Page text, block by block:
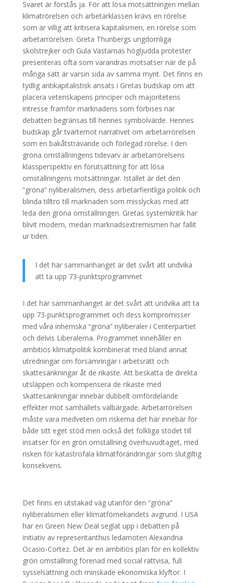
Svaret är förstås ja. För att lösa motsättningen mellan
klimatrörelsen och arbetarklassen krävs en rörelse
som är villig att kritisera kapitalismen, en rörelse som
arbetarrörelsen. Greta Thunbergs ungdomliga
skolstrejker och Gula Västarnas högljudda protester
presenteras ofta som varandras motsatser när de på
många sätt är varsin sida av samma mynt. Det finns en
tydlig antikapitalistisk ansats i Gretas budskap om att
placera vetenskapens principer och majoritetens
intresse framför marknadens som förbises när
debatten begränsas till hennes symbolvärde. Hennes
budskap går tvärtemot narrativet om arbetarrörelsen
som en bakåtsträvande och förlegad rörelse. I den
gröna omställningens tidevarv är arbetarrörelsens
klassperspektiv en förutsättning för att lösa
omställningens motsättningar. Istället är det den
“gröna” nyliberalismen, dess arbetarfientliga politik och
blinda tilltro till marknaden som misslyckas med att
leda den gröna omställningen. Gretas systemkritik har
blivit modern, medan marknadsextremismen har fallit
ur tiden.
I det här sammanhanget är det svårt att undvika
att ta upp 73-punktsprogrammet
I det här sammanhanget är det svårt att undvika att ta
upp 73-punktsprogrammet och dess kompromisser
med våra inhemska “gröna” nyliberaler i Centerpartiet
och delvis Liberalerna. Programmet innehåller en
ambitiös klimatpolitik kombinerat med bland annat
utredningar om försämringar i arbetsrätt och
skattesänkningar åt de rikaste. Att beskatta de direkta
utsläppen och kompensera de rikaste med
skattesänkningar innebär dubbelt omfördelande
effekter mot samhällets välbärgade. Arbetarrörelsen
måste vara medveten om riskerna det här innebär för
både sitt eget stöd men också det folkliga stödet till
insatser för en grön omställning överhuvudtaget, med
risken för katastrofala klimatförändringar som slutgiltig
konsekvens.
Det finns en utstakad väg utanför den “gröna”
nyliberalismen eller klimatförnekandets avgrund. I USA
har en Green New Deal seglat upp i debatten på
initiativ av representanthus ledamoten Alexandria
Ocasio-Cortez. Det är en ambitiös plan för en kollektiv
grön omställning förenad med social rättvisa, full
sysselsättning och minskade ekonomiska klyftor. I